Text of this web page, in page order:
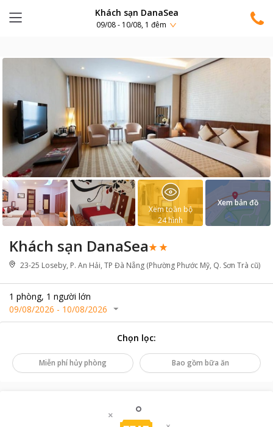
Khách sạn DanaSea
09/08 - 10/08, 1 đêm
Khách sạn DanaSea
23-25 Loseby, P. An Hải, TP Đà Nẵng (Phường Phước Mỹ, Q. Sơn Trà cũ)
1 phòng, 1 người lớn
09/08/2026 - 10/08/2026
Xem toàn bộ
24hình
Xem bản đồ
Chọn lọc:
Miễn phí hủy phòng Bao gồm bữa ăn